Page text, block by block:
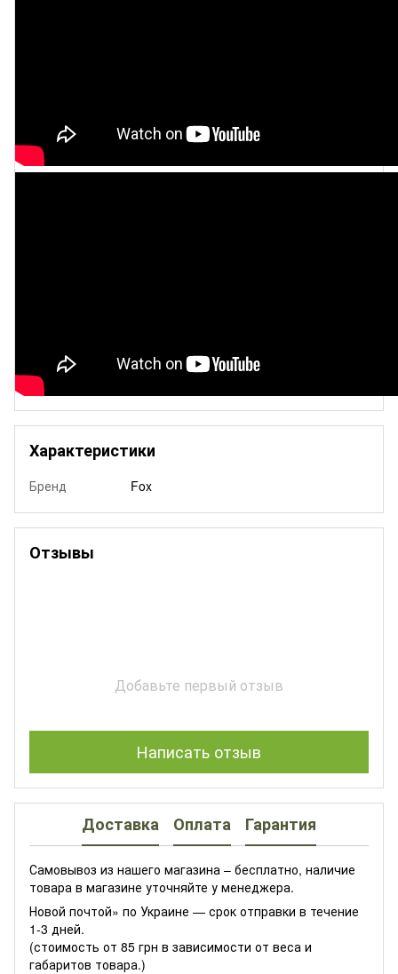
Характеристики
Бренд Fox
Отзывы
Добавьте первый отзыв
Написать отзыв
Доставка Оплата Гарантия
Самовывоз из нашего магазина – бесплатно, наличие
товара в магазине уточняйте у менеджера.
Новой почтой» по Украине — срок отправки в течение
1-3 дней.
(стоимость от 85 грн в зависимости от веса и
габаритов товара.)